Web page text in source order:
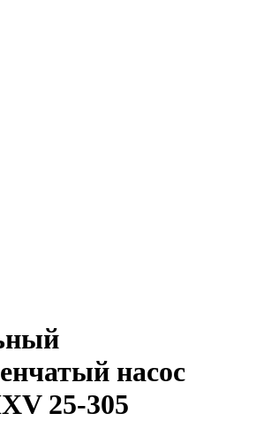
насос
25-305